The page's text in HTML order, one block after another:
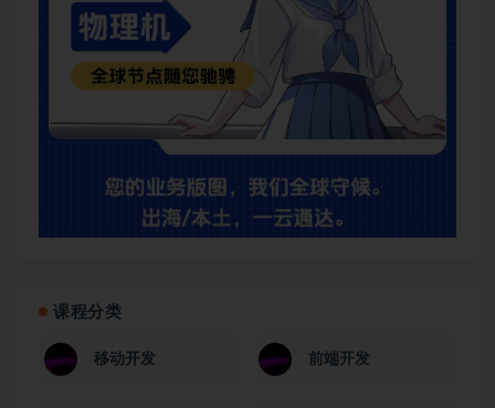
课程分类
移动开发 前端开发